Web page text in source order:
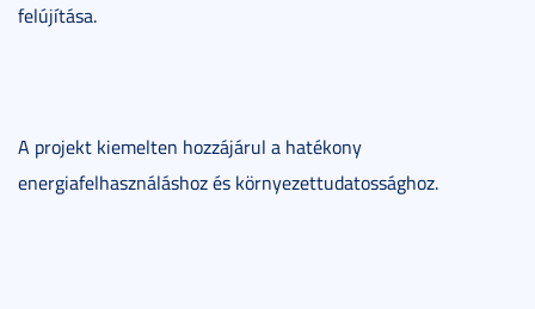
felújítása.
A projekt kiemelten hozzájárul a hatékony
energiafelhasználáshoz és környezettudatossághoz.